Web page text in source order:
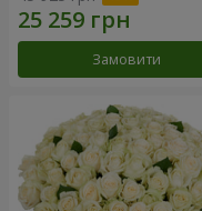
Замовити